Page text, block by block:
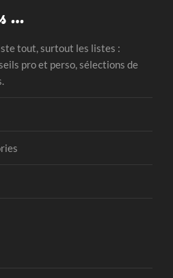
…
tout, surtout les listes :
pro et perso, sélections de